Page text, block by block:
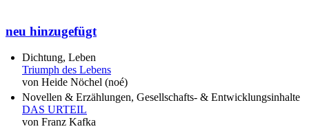
neu hinzugefügt
Dichtung, Leben
Triumph des Lebens
von Heide Nöchel (noé)
Novellen & Erzählungen, Gesellschafts- & Entwicklungsinhalte
DAS URTEIL
von Franz Kafka